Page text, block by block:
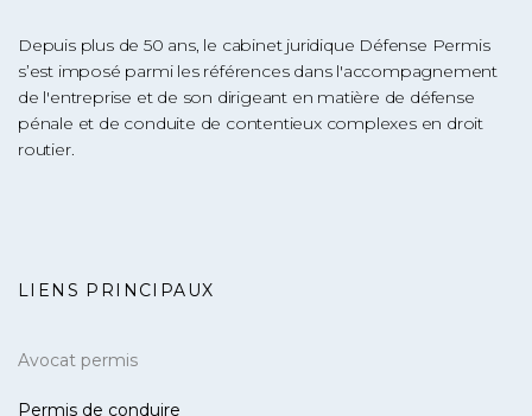
Depuis plus de 50 ans, le cabinet juridique Défense Permis
s’est imposé parmi les références dans l'accompagnement
de l'entreprise et de son dirigeant en matière de défense
pénale et de conduite de contentieux complexes en droit
routier.
LIENS PRINCIPAUX
Avocat permis
Permis de conduire